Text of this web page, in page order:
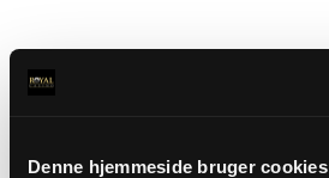
Denne hjemmeside bruger cookies